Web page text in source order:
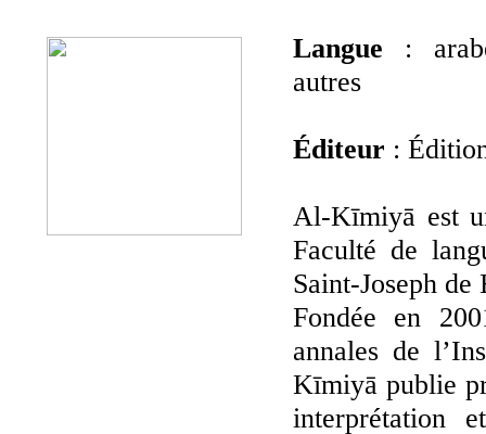
Langue :
autres
Éditeur :
Al-Kīmiyā est
Faculté de
Saint-Joseph
Fondée en
annales de
Kīmiyā publie
interprétation